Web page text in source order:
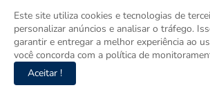
Este site utiliza cookies e tecnologias de
personalizar anúncios e analisar o tráfego.
garantir e entregar a melhor experiência ao
você concorda com a política de
Aceitar !